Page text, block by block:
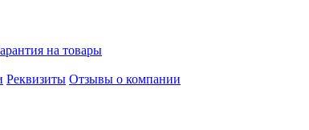
на товары
Реквизиты Отзывы о компании